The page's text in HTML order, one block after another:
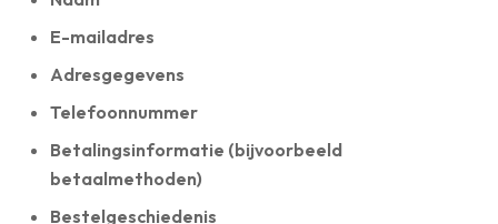
E-mailadres
Adresgegevens
Telefoonnummer
Betalingsinformatie (bijvoorbeeld
betaalmethoden)
Bestelgeschiedenis